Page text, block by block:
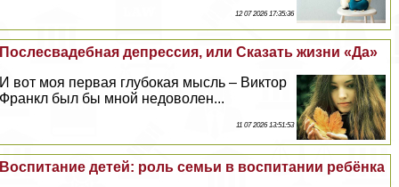
12 07 2026 17:35:36
Послесвадебная депрессия, или Сказать жизни «Да»
И вот моя первая глубокая мысль – Виктор
Франкл был бы мной недоволен...
11 07 2026 13:51:53
Воспитание детей: роль семьи в воспитании ребёнка